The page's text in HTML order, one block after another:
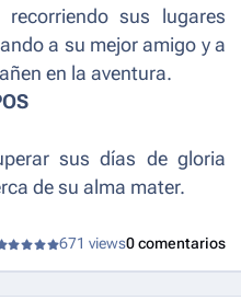
sus lugares
a su mejor amigo y a
en la aventura.
sus días de gloria
de su alma mater.
671 views0 comentarios